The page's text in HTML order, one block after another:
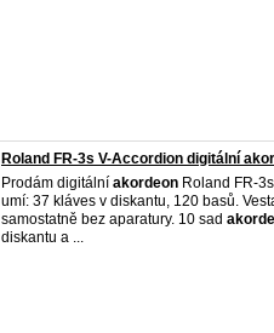
Roland FR-3s V-Accordion digitální
Prodám digitální akordeon Roland FR-
umí: 37 kláves v diskantu, 120 basů.
samostatně bez aparatury. 10 sad
diskantu a ...